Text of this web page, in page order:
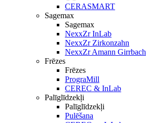
CERASMART
Sagemax
Sagemax
NexxZr InLab
NexxZr Zirkonzahn
NexxZr Amann Girrbach
Frēzes
Frēzes
PrograMill
CEREC & InLab
Palīglīdzekļi
Palīglīdzekļi
Pulēšana